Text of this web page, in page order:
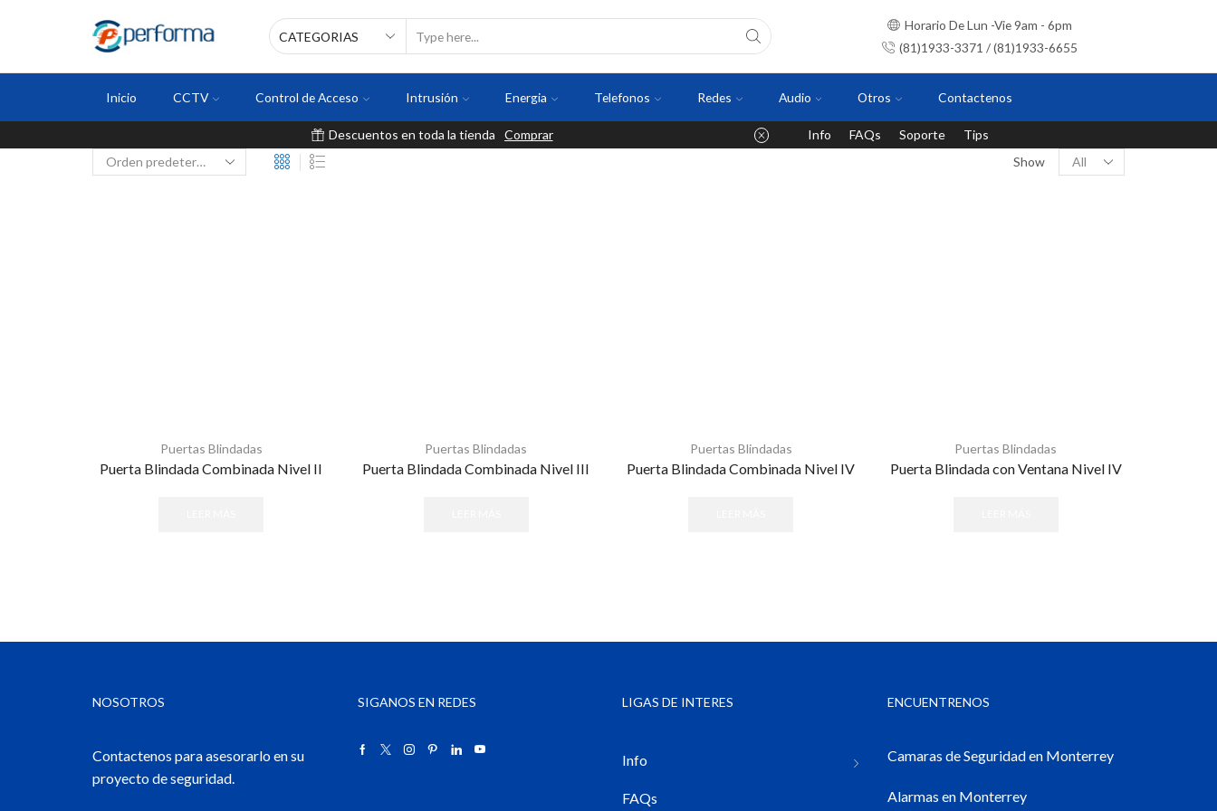
Horario De Lun -Vie 9am - 6pm
(81)1933-3371 / (81)1933-6655
Inicio CCTV Control de Acceso Intrusión Energia Telefonos Redes Audio Otros Contactenos
Descuentos en toda la tienda Comprar Info FAQs Soporte
Tips
Show
Puertas Blindadas
Puerta Blindada Combinada Nivel II
Puertas Blindadas
Puerta Blindada Combinada Nivel III
Puertas Blindadas
Puerta Blindada Combinada Nivel IV
Puertas Blindadas
Puerta Blindada con Ventana Nivel IV
NOSOTROS
Contactenos para asesorarlo en su
proyecto de seguridad.
SIGANOS EN REDES LIGAS DE INTERES
Info
FAQs
ENCUENTRENOS
Camaras de Seguridad en Monterrey
Alarmas en Monterrey